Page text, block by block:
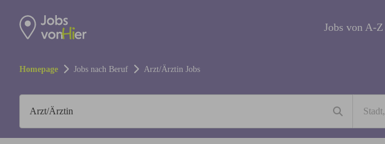
Jobs von A-Z
Homepage Jobs nach Beruf Arzt/Ärztin Jobs